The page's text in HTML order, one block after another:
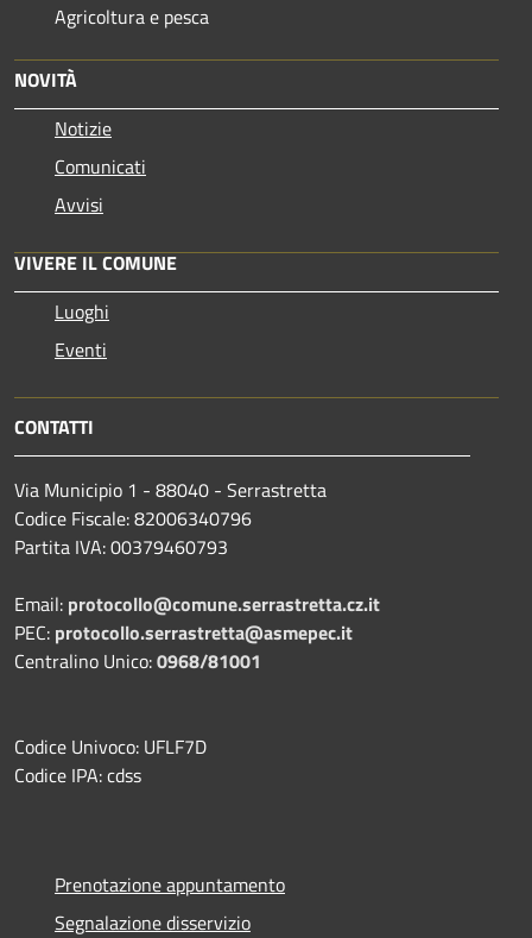
Agricoltura e pesca
NOVITÀ
Notizie
Comunicati
Avvisi
VIVERE IL COMUNE
Luoghi
Eventi
CONTATTI
Via Municipio 1 - 88040 - Serrastretta
Codice Fiscale: 82006340796
Partita IVA: 00379460793
Email: protocollo@comune.serrastretta.cz.it
PEC: protocollo.serrastretta@asmepec.it
Centralino Unico:0968/81001
Codice Univoco: UFLF7D
Codice IPA: cdss
Prenotazione appuntamento
Segnalazione disservizio